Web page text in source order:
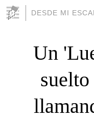
DESDE MI
Un